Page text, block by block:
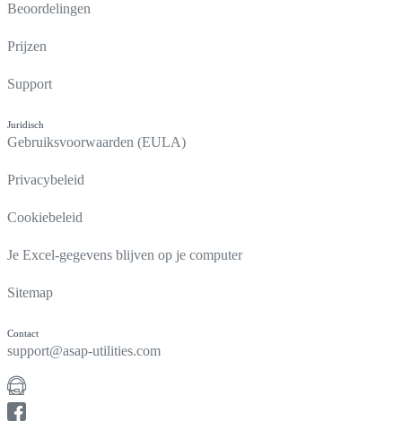
Beoordelingen
Prijzen
Support
Juridisch
Gebruiksvoorwaarden (EULA)
Privacybeleid
Cookiebeleid
Je Excel-gegevens blijven op je computer
Sitemap
Contact
support@asap-utilities.com